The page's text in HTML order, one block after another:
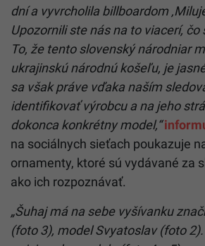
dní a vyvrcholila billboardom
Upozornili ste nás na to viacerí,
To, že tento slovenský národniar
ukrajinskú národnú košeľu, je
sa však práve vďaka naším
identifikovať výrobcu a na jeho
dokonca konkrétny model,“
na sociálnych sieťach poukazuje
ornamenty, ktoré sú vydávané za
ako ich rozpoznávať.
„Šuhaj má na sebe vyšívanku
(foto 3), model Svyatoslav (foto